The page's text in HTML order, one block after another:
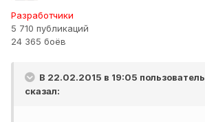
Разработчики
5 710 публикаций
24 365 боёв
В 22.02.2015 в 19:05 пользователь
сказал: